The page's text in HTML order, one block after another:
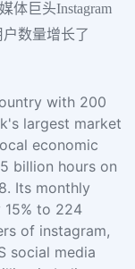
体巨头Instagram
户数量增长了
with 200
largest market
economic
billion hours on
Its monthly
15% to 224
of instagram,
social media